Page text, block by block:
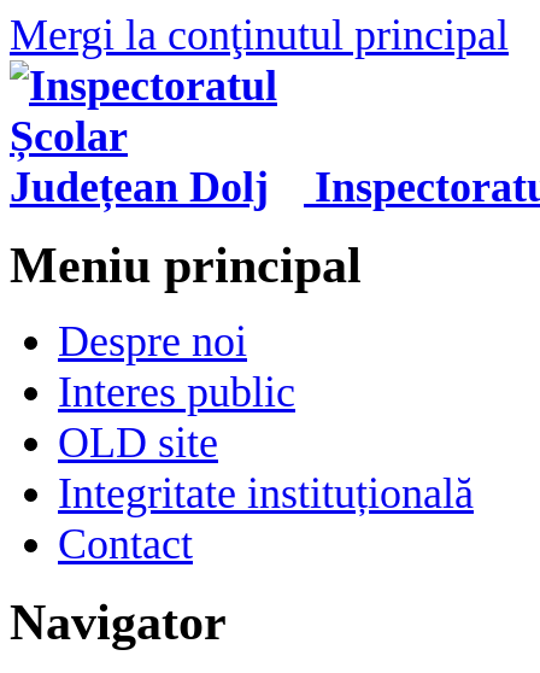
Mergi la conţinutul principal
Meniu principal
Despre noi
Interes public
OLD site
Integritate instituțională
Contact
Navigator